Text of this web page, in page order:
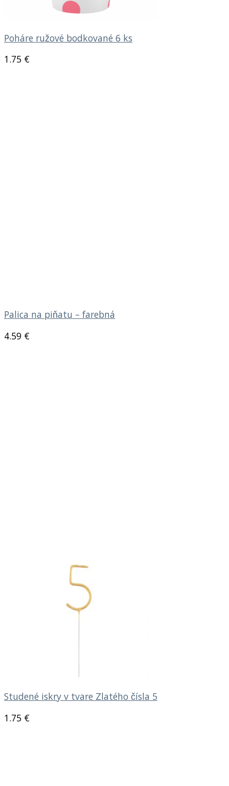
Poháre ružové bodkované 6 ks
1.75 €
Palica na piňatu – farebná
4.59 €
Studené iskry v tvare Zlatého čísla 5
1.75 €